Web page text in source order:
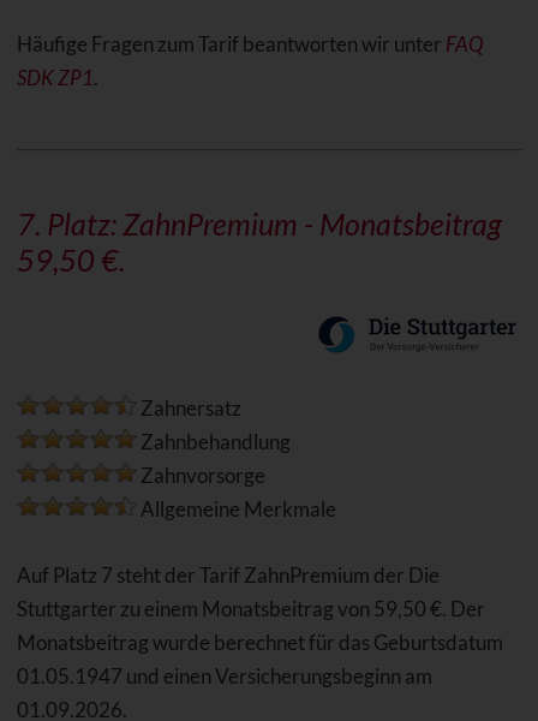
Häufige Fragen zum Tarif beantworten wir unter FAQ
SDK ZP1.
7. Platz: ZahnPremium - Monatsbeitrag
59,50 €.
Zahnersatz
Zahnbehandlung
Zahnvorsorge
Allgemeine Merkmale
Auf Platz 7 steht der Tarif ZahnPremium der Die
Stuttgarter zu einem Monatsbeitrag von 59,50 €. Der
Monatsbeitrag wurde berechnet für das Geburtsdatum
01.05.1947 und einen Versicherungsbeginn am
01.09.2026.